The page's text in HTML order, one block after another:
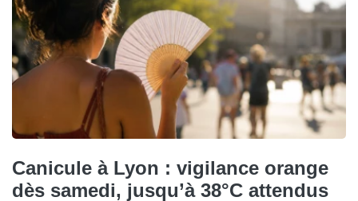
Canicule à Lyon : vigilance orange
dès samedi, jusqu’à 38°C attendus